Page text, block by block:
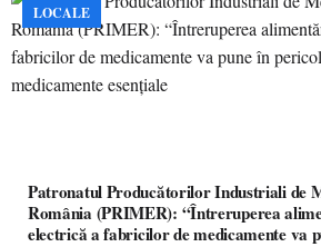
LOCALE
Patronatul Producătorilor Industriali de
România (PRIMER): “Întreruperea
electrică a fabricilor de medicamente va